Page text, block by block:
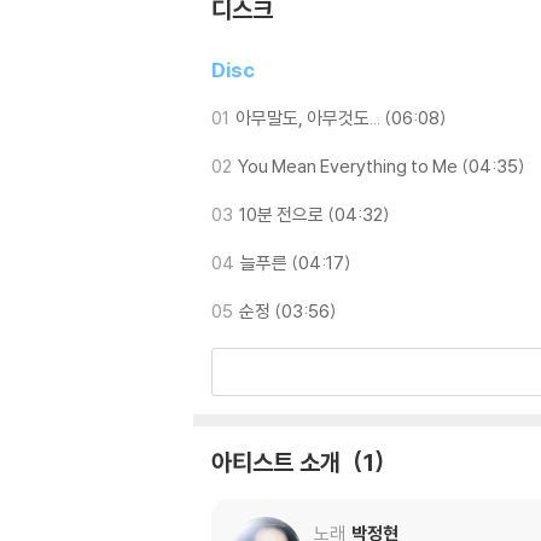
기기 문제로 인해 발생하는 재생 불량 현상에
2) 디스크는 정전기와 먼지로 인해 재생이 원활
1) 열을 가하여 제작하는 바이닐 공정 특성상
재생이 불안정한 경우 스태빌라이저를 사용하
는 전용 제품 등을 이용하여 센터 홀을 조정하시
가능합니다
2) 컬러 디스크의 특성상 제작 공정시 앨범마다
디스크
Disc
01 아무말도, 아무것도... (06:08)
02 You Mean Everything to Me (04:35)
03 10분 전으로 (04:32)
04 늘푸른 (04:17)
05 순정 (03:56)
아티스트 소개 1
노래 박정현